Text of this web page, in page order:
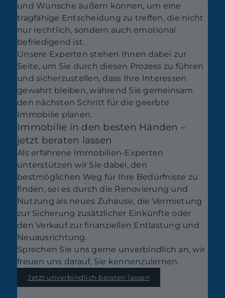
und Wünsche äußern können, um eine
tragfähige Entscheidung zu treffen, die nicht
nur rechtlich, sondern auch emotional
befriedigend ist.
Unsere Experten stehen Ihnen dabei zur
Seite, um Sie durch diesen Prozess zu führen
und sicherzustellen, dass Ihre Interessen
gewahrt bleiben, während Sie gemeinsam
den nächsten Schritt für die geerbte
Immobilie planen.
Immobilie in den besten Händen –
jetzt beraten lassen
Als erfahrene Immobilien-Experten
unterstützen wir Sie dabei, den
bestmöglichen Weg für Ihre Bedürfnisse zu
finden, sei es durch die Renovierung und
Nutzung als neues Zuhause, die Vermietung
zur Sicherung zusätzlicher Einkünfte oder
den Verkauf zur finanziellen Entlastung und
Neuausrichtung.
Sprechen Sie uns gerne unverbindlich an, wir
freuen uns darauf, Sie kennenzulernen.
Jetzt unverbindlich beraten lassen